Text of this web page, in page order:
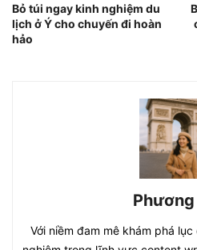
Bỏ túi ngay kinh nghiệm du
lịch ở Ý cho chuyến đi hoàn
hảo
Với niềm đam mê khám phá